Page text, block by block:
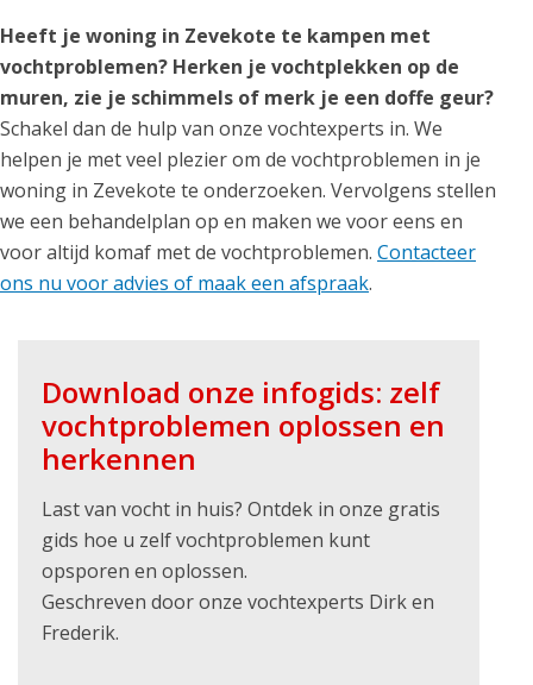
Heeft je woning in Zevekote te kampen met
vochtproblemen? Herken je vochtplekken op de
muren, zie je schimmels of merk je een doffe geur?
Schakel dan de hulp van onze vochtexperts in. We
helpen je met veel plezier om de vochtproblemen in je
woning in Zevekote te onderzoeken. Vervolgens stellen
we een behandelplan op en maken we voor eens en
voor altijd komaf met de vochtproblemen. Contacteer
ons nu voor advies of maak een afspraak.
Download onze infogids: zelf
vochtproblemen oplossen en
herkennen
Last van vocht in huis? Ontdek in onze gratis
gids hoe u zelf vochtproblemen kunt
opsporen en oplossen.
Geschreven door onze vochtexperts Dirk en
Frederik.